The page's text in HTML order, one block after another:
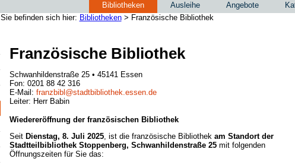
Bibliotheken Ausleihe Angebote
Sie befinden sich hier: Bibliotheken> Französische Bibliothek
Französische Bibliothek
Schwanhildenstraße 25 • 45141 Essen
Fon: 0201 88 42 316
E-Mail: franzbibl@stadtbibliothek.essen.de
Leiter: Herr Babin
Wiedereröffnung der französischen Bibliothek
Seit Dienstag, 8. Juli 2025, ist die französische Bibliothek am Standort der
Stadtteilbibliothek Stoppenberg, Schwanhildenstraße 25mit folgenden
Öffnungszeiten für Sie das: